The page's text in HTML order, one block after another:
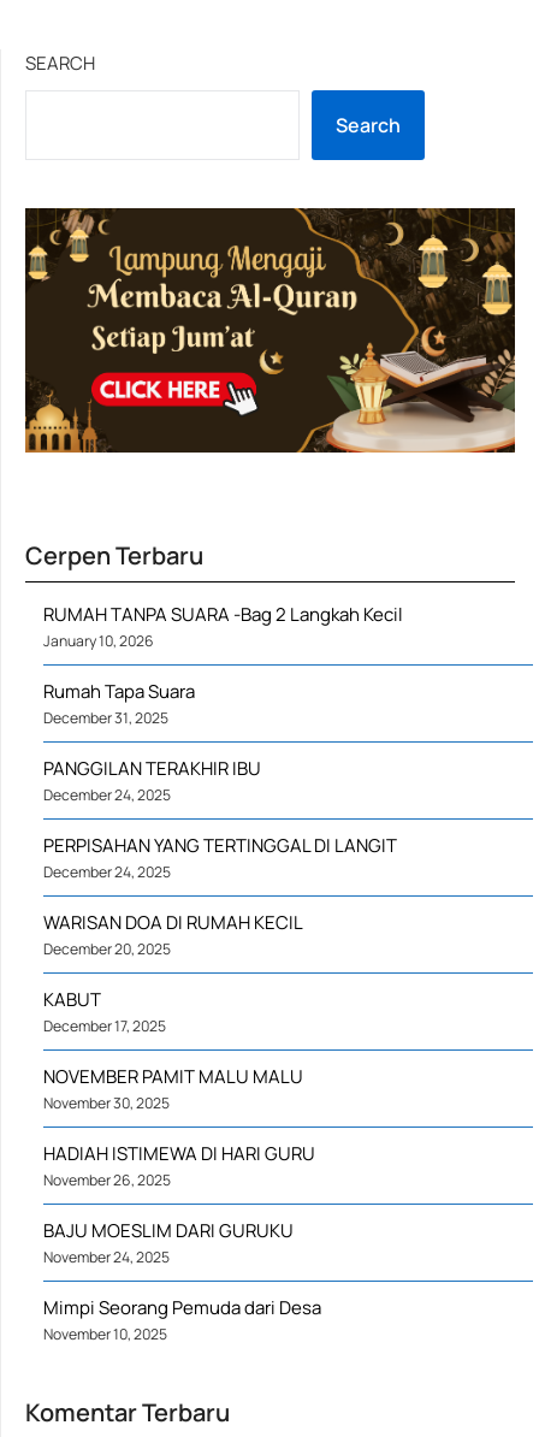
SEARCH
Search
Cerpen Terbaru
RUMAH TANPA SUARA -Bag 2 Langkah Kecil
January 10, 2026
Rumah Tapa Suara
December 31, 2025
PANGGILAN TERAKHIR IBU
December 24, 2025
PERPISAHAN YANG TERTINGGAL DI LANGIT
December 24, 2025
WARISAN DOA DI RUMAH KECIL
December 20, 2025
KABUT
December 17, 2025
NOVEMBER PAMIT MALU MALU
November 30, 2025
HADIAH ISTIMEWA DI HARI GURU
November 26, 2025
BAJU MOESLIM DARI GURUKU
November 24, 2025
Mimpi Seorang Pemuda dari Desa
November 10, 2025
Komentar Terbaru